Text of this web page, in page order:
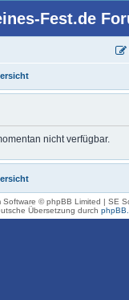
Fest.de
nicht verfügbar.
Software © phpBB Limited | SE
Übersetzung durch